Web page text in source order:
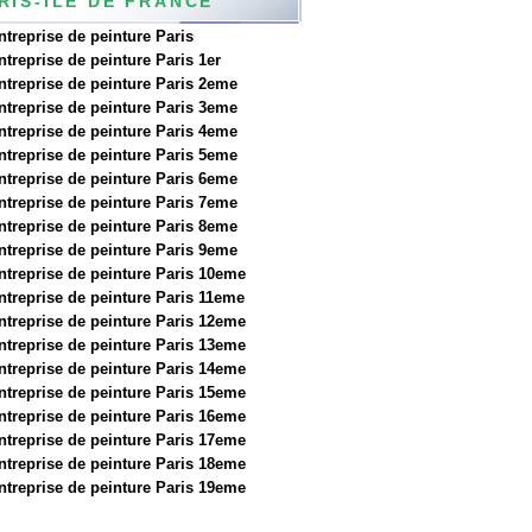
de peinture Paris
de peinture Paris 1er
de peinture Paris 2eme
de peinture Paris 3eme
de peinture Paris 4eme
de peinture Paris 5eme
de peinture Paris 6eme
de peinture Paris 7eme
de peinture Paris 8eme
de peinture Paris 9eme
de peinture Paris 10eme
de peinture Paris 11eme
de peinture Paris 12eme
de peinture Paris 13eme
de peinture Paris 14eme
de peinture Paris 15eme
de peinture Paris 16eme
de peinture Paris 17eme
de peinture Paris 18eme
de peinture Paris 19eme